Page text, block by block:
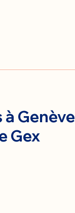
à Genève
Gex